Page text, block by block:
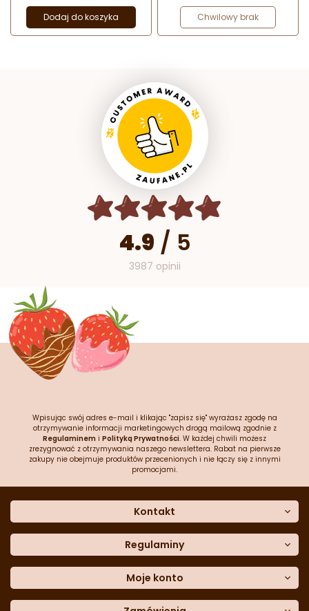
Dodaj do koszyka Chwilowy brak
4.9 / 5
3987 opinii
Wpisując swój adres e-mail i klikając "zapisz się" wyrażasz zgodę na
otrzymywanie informacji marketingowych drogą mailową zgodnie z
Regulaminem i Polityką Prywatności. W każdej chwili możesz
zrezygnować z otrzymywania naszego newslettera. Rabat na pierwsze
zakupy nie obejmuje produktów przecenionych i nie łączy się z innymi
promocjami.
Kontakt
Dane kontaktowe
Często zadawane pytania
Sklep stacjonarny
Formularz kontaktowy
Blog
Regulaminy
Polityka prywatności
Polityka cookies
Polityka reklamacji
Moje konto